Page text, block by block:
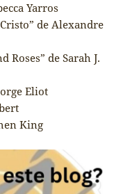
Yarros
de Alexandre
Roses” de Sarah J.
Eliot
King